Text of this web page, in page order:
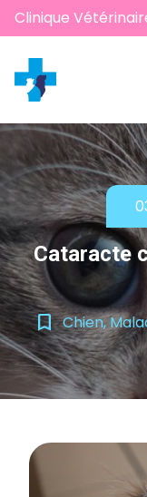
Clinique
chevron_left
Cataracte
bookmark_border Chien,